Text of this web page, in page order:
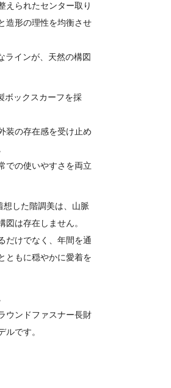
えられたセンター取り
造形の理性を均衡させ
ラインが、天然の構図
ボックスカーフを採
装の存在感を受け止め
での使いやすさを両立
想した階調美は、山脈
は存在しません。
だけでなく、年間を通
ともに穏やかに愛着を
ウンドファスナー長財
です。